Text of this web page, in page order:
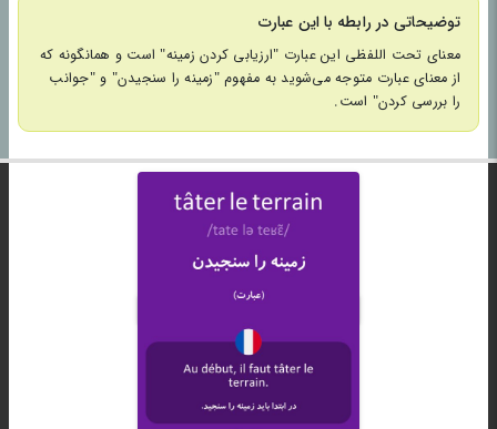
توضیحاتی در رابطه با این عبارت
معنای تحت اللفظی این عبارت "ارزیابی کردن زمینه" است و همانگونه که
از معنای عبارت متوجه می‌شوید به مفهوم "زمینه را سنجیدن" و "جوانب
را بررسی کردن" است.